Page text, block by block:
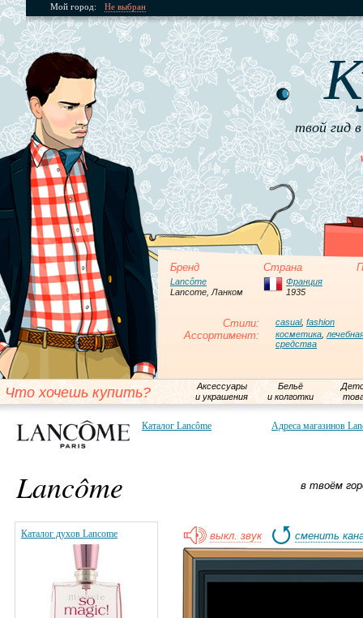
Мой город: Не выбран
твой гид
Бренд Страна
Lancôme
Lancome, Ланком
Франция
1935
Стили: casual, fashion
Ассортимент: косметика
средства
Что хочешь купить?
Аксессуары
и украшения
Бельё
и колготки
Каталог Lancôme Адреса магазинов
в твоём
Lancôme
Каталог духов Lancome выкл. звук сменить